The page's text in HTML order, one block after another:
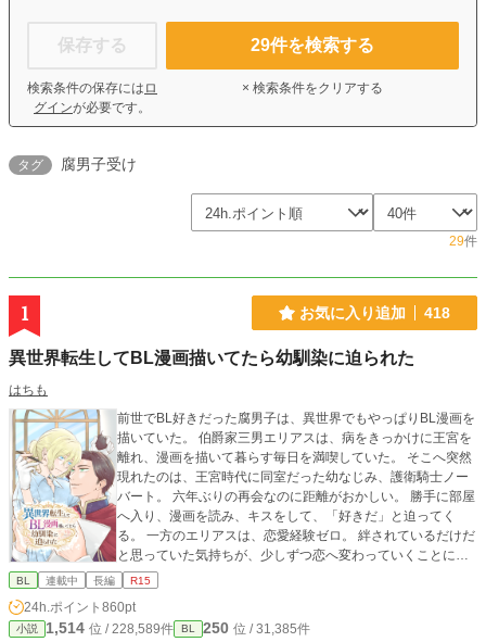
保存する
検索条件の保存には ロ
グインが必要です。
29件を検索する
× 検索条件をクリアする
タグ 腐男子受け
29件
1 お気に入り追加 418
異世界転生してBL漫画描いてたら幼馴染に迫られた
はちも
前世でBL好きだった腐男子は、異世界でもやっぱりBL漫画を
描いていた。 伯爵家三男エリアスは、病をきっかけに王宮を
離れ、漫画を描いて暮らす毎日を満喫していた。 そこへ突然
現れたのは、王宮時代に同室だった幼なじみ、護衛騎士ノー
バート。 六年ぶりの再会なのに距離がおかしい。 勝手に部屋
へ入り、漫画を読み、キスをして、「好きだ」と迫ってく
る。 一方のエリアスは、恋愛経験ゼロ。 絆されているだけだ
と思っていた気持ちが、少しずつ恋へ変わっていくことにも
気付いていない。 そんな二人を第一王子が面白がって見守
日常は今日も賑やか。 幼なじみの再会から始まる、じれじれ
王宮ファンタジーBL。 ※不定期・のんびり更新です。気長に
BL 連載中 長編 R15
24h.ポイント 860pt
小説 1,514 位 / 228,589件 BL 250 位 / 31,385件